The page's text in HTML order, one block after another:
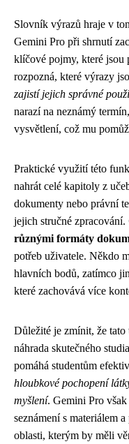
Slovník výrazů hraje v
Gemini Pro při shrnutí
klíčové pojmy, které jsou
rozpozná, které výrazy
zajistí jejich správné
narazí na neznámý
vysvětlení, což mu
Praktické využití této
nahrát celé kapitoly z
dokumenty nebo právní
jejich stručné zpracování.
různými formáty
potřeb uživatele. Někdo
hlavních bodů, zatímco
které zachovává více
Důležité je zmínit, že
náhrada skutečného
pomáhá studentům
hloubkové pochopení
myšlení. Gemini Pro
seznámení s materiálem
oblasti, kterým by měli